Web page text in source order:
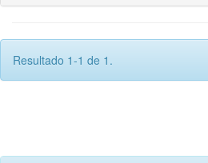
Resultado 1-1 de 1.